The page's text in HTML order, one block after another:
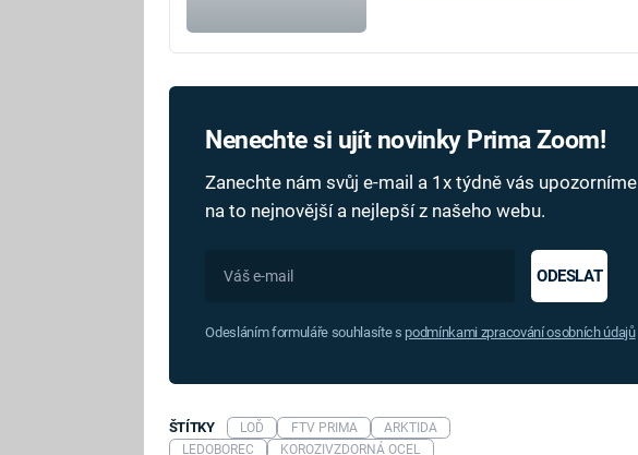
Nenechte si ujít novinky Prima Zoom!
Zanechte nám svůj e-mail a 1x týdně vás upozorníme
na to nejnovější a nejlepší z našeho webu.
ODESLAT
Odesláním formuláře souhlasíte s podmínkami zpracování osobních údajů
ŠTÍTKY LOĎ FTV PRIMA
ARKTIDA
LEDOBOREC
KOROZIVZDORNÁ OCEL